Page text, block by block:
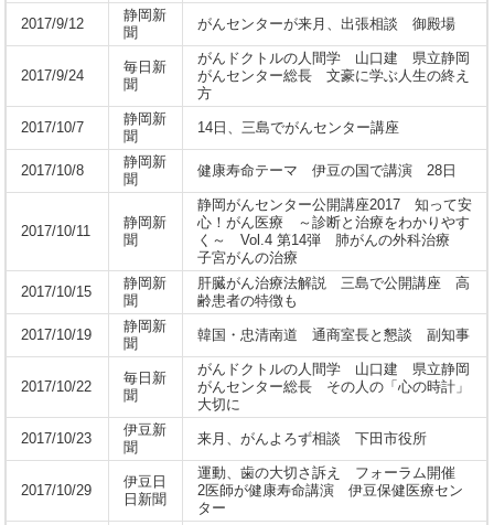
2017/9/12
静岡新
聞
がんセンターが来月、出張相談 御殿場
2017/9/24
毎日新
聞
がんドクトルの人間学 山口建 県立静岡
がんセンター総長 文豪に学ぶ人生の終え
方
2017/10/7
静岡新
聞
14日、三島でがんセンター講座
2017/10/8
静岡新
聞
健康寿命テーマ 伊豆の国で講演 28日
2017/10/11
静岡新
聞
静岡がんセンター公開講座2017 知って安
心！がん医療 ～診断と治療をわかりやす
く～ Vol.4 第14弾 肺がんの外科治療
子宮がんの治療
2017/10/15
静岡新
聞
肝臓がん治療法解説 三島で公開講座 高
齢患者の特徴も
2017/10/19
静岡新
聞
韓国・忠清南道 通商室長と懇談 副知事
2017/10/22
毎日新
聞
がんドクトルの人間学 山口建 県立静岡
がんセンター総長 その人の「心の時計」
大切に
2017/10/23
伊豆新
聞
来月、がんよろず相談 下田市役所
2017/10/29
伊豆日
日新聞
運動、歯の大切さ訴え フォーラム開催
2医師が健康寿命講演 伊豆保健医療セン
ター